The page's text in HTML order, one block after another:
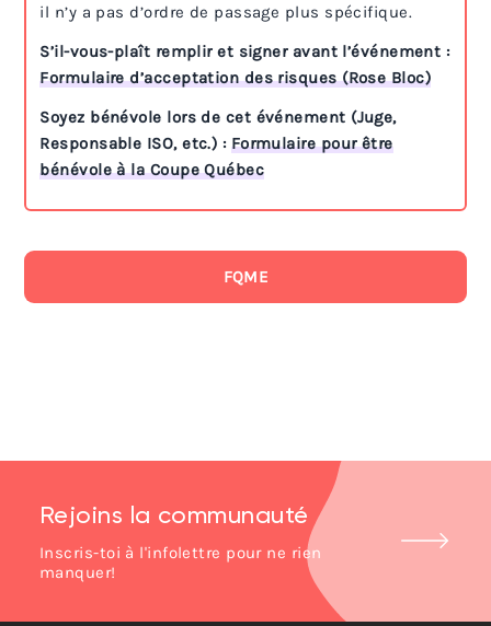
il n’y a pas d’ordre de passage plus spécifique.
S’il-vous-plaît remplir et signer avant l’événement :
Formulaire d’acceptation des risques (Rose Bloc)
Soyez bénévole lors de cet événement (Juge,
Responsable ISO, etc.) : Formulaire pour être
bénévole à la Coupe Québec
FQME
Rejoins la communauté
Inscris-toi à l'infolettre pour ne rien
manquer!